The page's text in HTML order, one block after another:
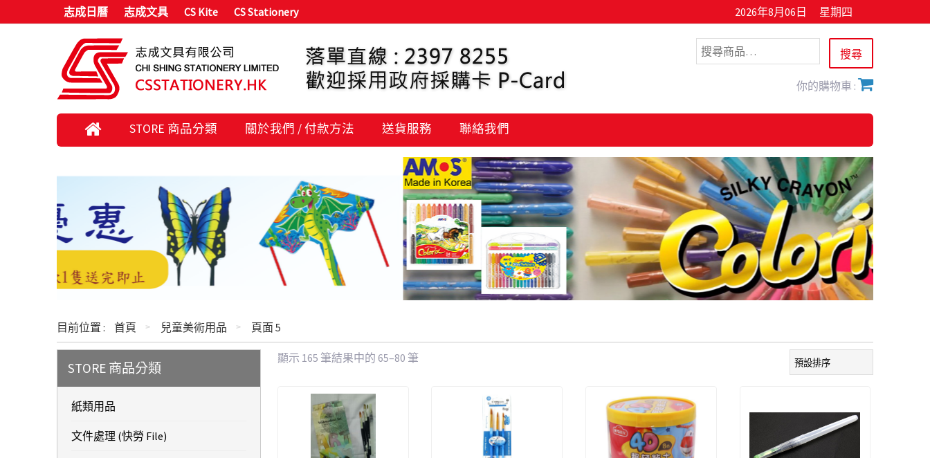
志成日曆 志成文具 CS Kite CS Stationery 2026年8月06日 星期四
你的購物車 :
STORE 商品分類 關於我們 / 付款方法 送貨服務 聯絡我們
目前位置 : 首頁 兒童美術用品 頁面 5
顯示 165 筆結果中的 65–80 筆
STORE 商品分類
紙類用品
文件處理 (快勞 File)